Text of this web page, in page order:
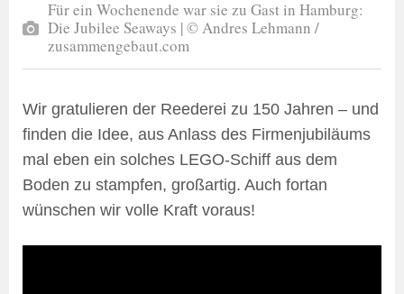
Für ein Wochenende war sie zu Gast in Hamburg:
Die Jubilee Seaways | © Andres Lehmann /
zusammengebaut.com
Wir gratulieren der Reederei zu 150 Jahren – und
finden die Idee, aus Anlass des Firmenjubiläums
mal eben ein solches LEGO-Schiff aus dem
Boden zu stampfen, großartig. Auch fortan
wünschen wir volle Kraft voraus!